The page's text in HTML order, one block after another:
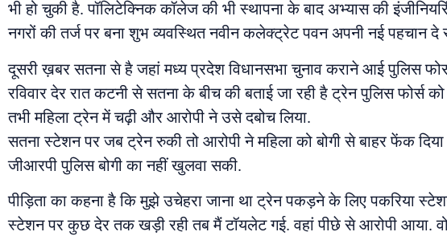
भी हो चुकी है. पॉलिटेक्निक कॉलेज की भी स्थापना के बाद अभ्यास की
नगरों की तर्ज पर बना शुभ व्यवस्थित नवीन कलेक्ट्रेट पवन अपनी नई पहचान दे
दूसरी ख़बर सतना से है जहां मध्य प्रदेश विधानसभा चुनाव कराने आई पुलिस
रविवार देर रात कटनी से सतना के बीच की बताई जा रही है ट्रेन पुलिस फोर्स
तभी महिला ट्रेन में चढ़ी और आरोपी ने उसे दबोच लिया.
सतना स्टेशन पर जब ट्रेन रुकी तो आरोपी ने महिला को बोगी से बाहर फेंक
जीआरपी पुलिस बोगी का नहीं खुलवा सकी.
पीड़िता का कहना है कि मुझे उचेहरा जाना था ट्रेन पकड़ने के लिए पकरिया
स्टेशन पर कुछ देर तक खड़ी रही तब मैं टॉयलेट गई. वहां पीछे से आरोपी आया.